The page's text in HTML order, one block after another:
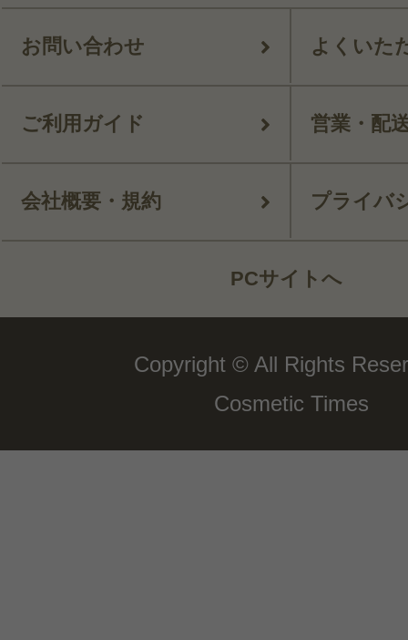
お問い合わせ よくいた
ご利用ガイド 営業・配
会社概要・規約 プライバ
PCサイトへ
Copyright © All Rights
Cosmetic Times